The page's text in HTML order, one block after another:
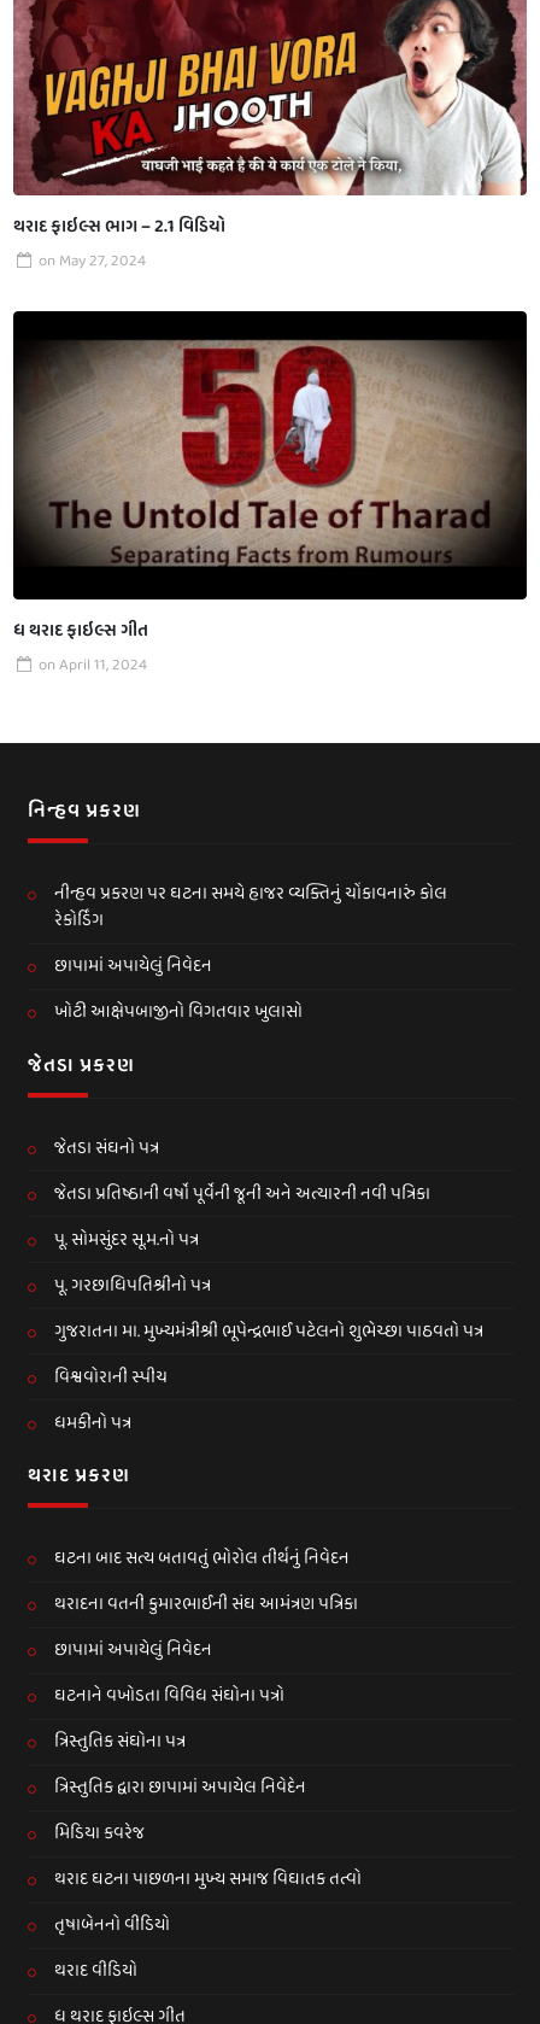
થરાદ ફાઇલ્સ ભાગ – 2.1 વિડિયો
on May 27, 2024
ધ થરાદ ફાઇલ્સ ગીત
onApril 11, 2024
નિન્હવ પ્રકરણ
નીન્હવ પ્રકરણ પર ઘટના સમયે હાજર વ્યક્તિનું ચોંકાવનારું કોલ
રેકોર્ડિંગ
છાપામાં અપાયેલું નિવેદન
ખોટી આક્ષેપબાજીનો વિગતવાર ખુલાસો
જેતડા પ્રકરણ
જેતડા સંઘનો પત્ર
જેતડા પ્રતિષ્ઠાની વર્ષો પૂર્વેની જૂની અને અત્યારની નવી પત્રિકા
પૂ. સોમસુંદર સૂ.મ.નો પત્ર
પૂ. ગરછાધિપતિશ્રીનો પત્ર
ગુજરાતના મા. મુખ્યમંત્રીશ્રી ભૂપેન્દ્રભાઈ પટેલનો શુભેચ્છા પાઠવતો પત્ર
વિશ્વવોરાની સ્પીચ
ધમકીનો પત્ર
થરાદ પ્રકરણ
ઘટના બાદ સત્ય બતાવતું ભોરોલ તીર્થનું નિવેદન
થરાદના વતની કુમારભાઈની સંઘ આમંત્રણ પત્રિકા
છાપામાં અપાયેલું નિવેદન
ઘટનાને વખોડતા વિવિધ સંઘોના પત્રો
ત્રિસ્તુતિક સંઘોના પત્ર
ત્રિસ્તુતિક દ્વારા છાપામાં અપાયેલ નિવેદેન
મિડિયા કવરેજ
થરાદ ઘટના પાછળના મુખ્ય સમાજ વિઘાતક તત્વો
તૃષાબેનનો વીડિયો
થરાદ વીડિયો
ધ થરાદ ફાઇલ્સ ગીત